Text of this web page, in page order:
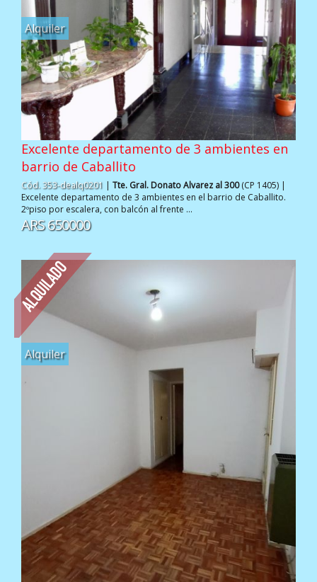
Alquiler
Excelente departamento de 3 ambientes en
barrio de Caballito
Cód. 353-dealq0201 | Tte. Gral. Donato Alvarez al 300(CP 1405) |
Excelente departamento de 3 ambientes en el barrio de Caballito.
2ºpiso por escalera, con balcón al frente ...
ARS 650000
Alquiler